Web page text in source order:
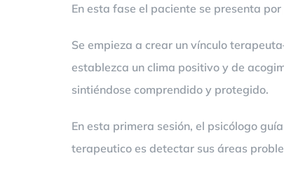
En esta fase el paciente se presenta
Se empieza a crear un vínculo
establezca un clima positivo y de
sintiéndose comprendido y protegido.
En esta primera sesión, el psicólogo
terapeutico es detectar sus áreas